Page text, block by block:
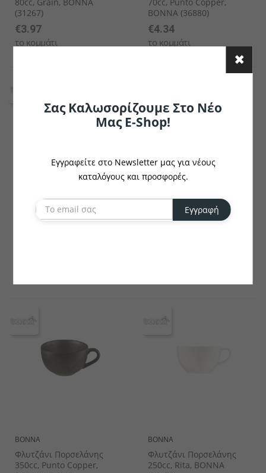
(31267)
€3.97
το κομμάτι
BONNA (36880)
€4.34
το κομμάτι
BONNA
Φλυτζάνι Πορσελάνης
Φλυτζάνι Πορσελάνης
BONNA
Φλυτζάνι Πορσελάνης
350cc, Punto Copper,
BONNA
Φλυτζάνι Πορσελάνης
250cc, Rita, BONNA
Σας Καλωσορίζουμε Στο Νέο
Μας E-Shop!
Εγγραφείτε στο Newsletter μας για νέους
καταλόγους και προσφορές.
Εγγραφή